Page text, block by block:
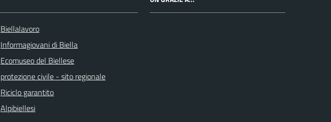
Biellalavoro
Informagiovani di Biella
Ecomuseo del Biellese
protezione civile - sito regionale
Riciclo garantito
Alpibiellesi